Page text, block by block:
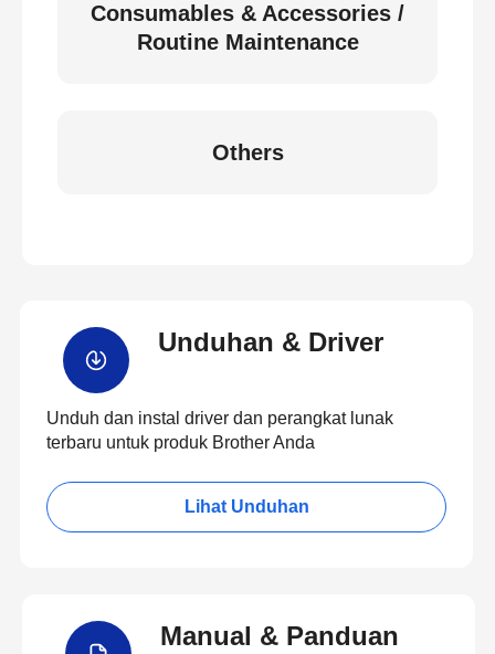
Consumables & Accessories /
Routine Maintenance
Others
Unduhan & Driver
Unduh dan instal driver dan perangkat lunak
terbaru untuk produk Brother Anda
Lihat Unduhan
Manual & Panduan